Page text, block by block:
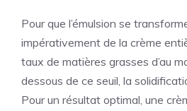
Pour que l’émulsion se
impérativement de la crème
taux de matières grasses d’au
dessous de ce seuil, la
Pour un résultat optimal, une